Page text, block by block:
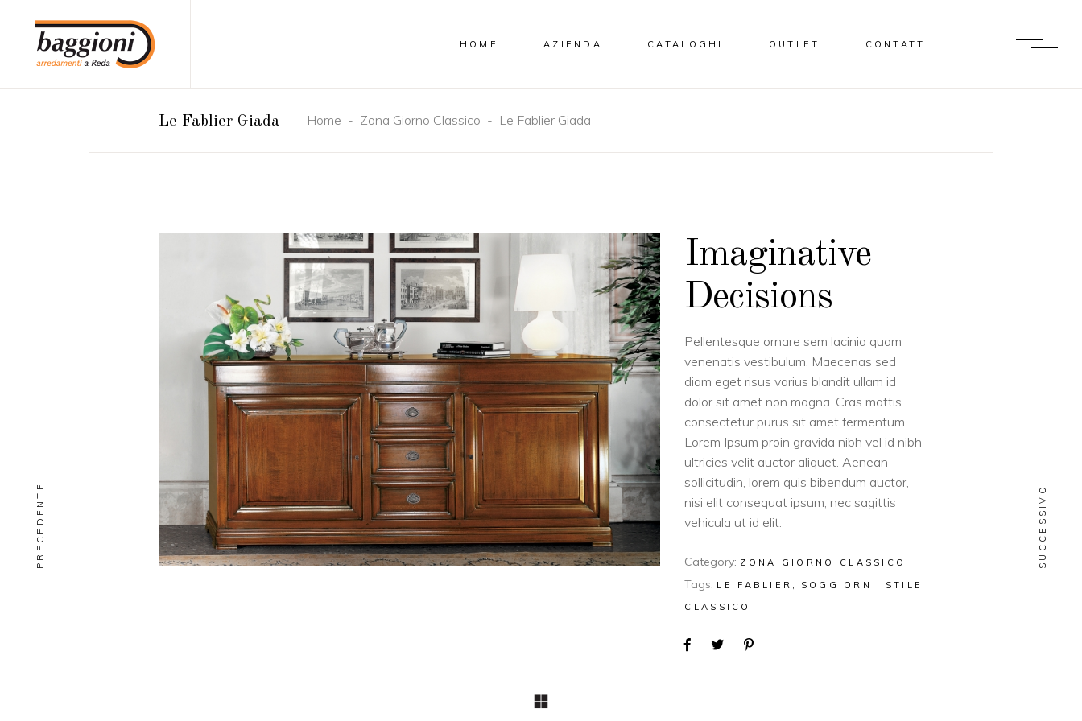
HOME AZIENDA CATALOGHI OUTLET CONTATTI
Le Fablier Giada Home - Zona Giorno Classico - Le Fablier Giada
Imaginative
Decisions
Pellentesque ornare sem lacinia quam
venenatis vestibulum. Maecenas sed
diam eget risus varius blandit ullam id
dolor sit amet non magna. Cras mattis
consectetur purus sit amet fermentum.
Lorem Ipsum proin gravida nibh vel id nibh
ultricies velit auctor aliquet. Aenean
sollicitudin, lorem quis bibendum auctor,
nisi elit consequat ipsum, nec sagittis
vehicula ut id elit.
Category: ZONA GIORNO CLASSICO
Tags: LE FABLIER SOGGIORNI
STILE
CLASSICO
PRECEDENTE SUCCESSIVO